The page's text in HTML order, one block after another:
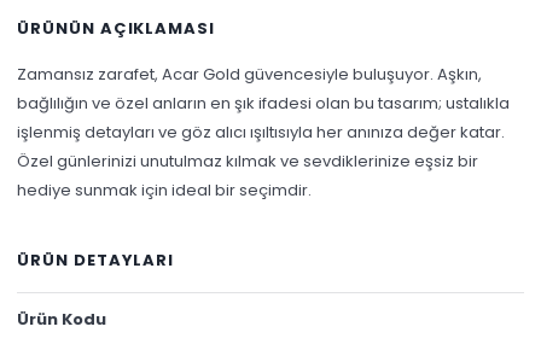
ÜRÜNÜN AÇIKLAMASI
Zamansız zarafet, Acar Gold güvencesiyle buluşuyor. Aşkın,
bağlılığın ve özel anların en şık ifadesi olan bu tasarım; ustalıkla
işlenmiş detayları ve göz alıcı ışıltısıyla her anınıza değer katar.
Özel günlerinizi unutulmaz kılmak ve sevdiklerinize eşsiz bir
hediye sunmak için ideal bir seçimdir.
ÜRÜN DETAYLARI
Ürün Kodu